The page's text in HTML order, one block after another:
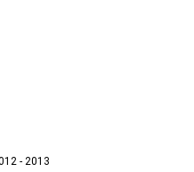
- 2013